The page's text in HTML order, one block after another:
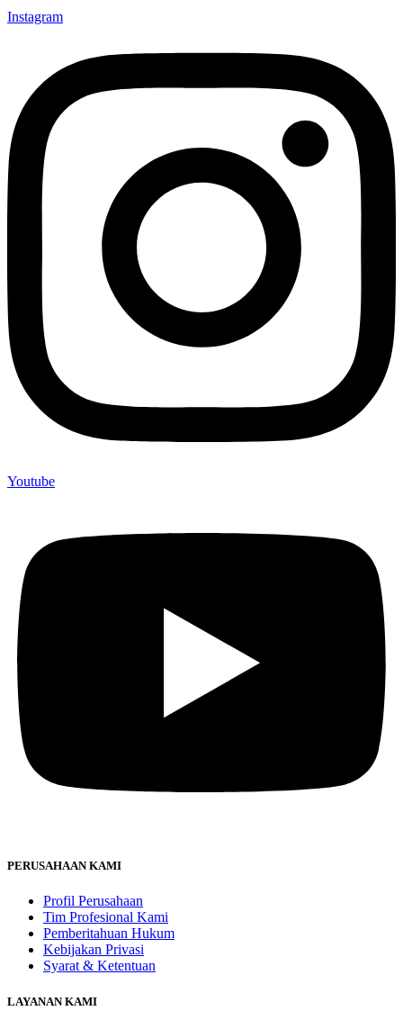
Instagram
Youtube
PERUSAHAAN KAMI
Profil Perusahaan
Tim Profesional Kami
Pemberitahuan Hukum
Kebijakan Privasi
Syarat & Ketentuan
LAYANAN KAMI